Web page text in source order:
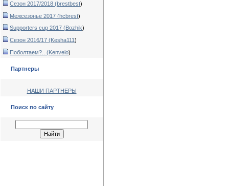
Сезон 2017/2018 (brestbest)
Межсезонье 2017 (hcbrest)
Supporters cup 2017 (Bozhik)
Сезон 2016/17 (Kesha111)
Поболтаем?.. (Kenvelo)
Партнеры
НАШИ ПАРТНЕРЫ
Поиск по сайту